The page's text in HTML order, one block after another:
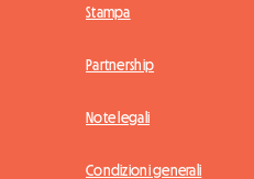
Stampa
Partnership
Note legali
Condizioni generali